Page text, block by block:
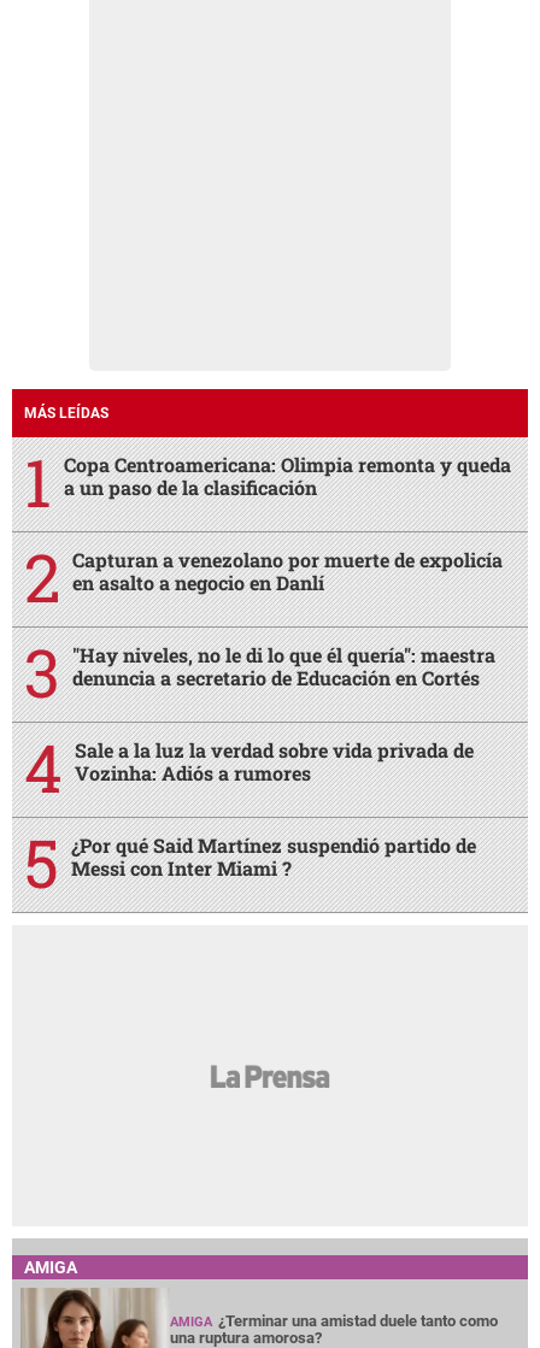
MÁS LEÍDAS
Copa Centroamericana: Olimpia remonta y queda
a un paso de la clasificación
Capturan a venezolano por muerte de expolicía
en asalto a negocio en Danlí
"Hay niveles, no le di lo que él quería": maestra
denuncia a secretario de Educación en Cortés
Sale a la luz la verdad sobre vida privada de
Vozinha: Adiós a rumores
¿Por qué Said Martínez suspendió partido de
Messi con Inter Miami ?
AMIGA
AMIGA ¿Terminar una amistad duele tanto como
una ruptura amorosa?